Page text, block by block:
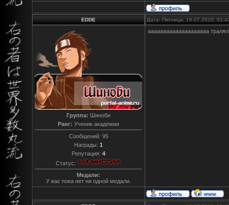
EDDE Дата: Пятница, 16.07.2010,
Группа: Шиноби
Ранг: Ученик академии
Сообщений: 95
Награды: 1
Репутация: 4
Статус:
Медали:
У вас пока нет ни одной медали.
аааааааааааааааааааа